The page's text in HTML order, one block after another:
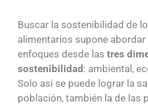
Buscar la sostenibilidad de
alimentarios supone
enfoques desde las tres
sostenibilidad : ambiental,
Solo así se puede lograr la
población, también la de las